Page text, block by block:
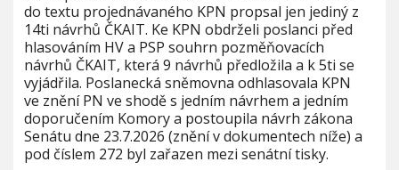
do textu projednávaného KPN propsal jen jediný z
14ti návrhů ČKAIT. Ke KPN obdrželi poslanci před
hlasováním HV a PSP souhrn pozměňovacích
návrhů ČKAIT, která 9 návrhů předložila a k 5ti se
vyjádřila. Poslanecká sněmovna odhlasovala KPN
ve znění PN ve shodě s jedním návrhem a jedním
doporučením Komory a postoupila návrh zákona
Senátu dne 23.7.2026 (znění v dokumentech níže) a
pod číslem 272 byl zařazen mezi senátní tisky.